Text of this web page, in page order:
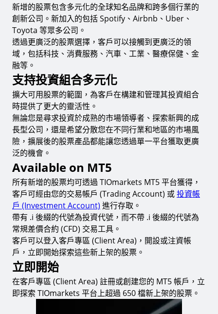
新增的股票包含多元化的全球知名品牌和跨多個行業的
創新公司。新加入的包括 Spotify、Airbnb、Uber、
Toyota 等眾多公司。
透過更廣泛的股票選擇，客戶可以接觸到更廣泛的領
域，包括科技、消費服務、汽車、工業、醫療保健、金
融等。
支持投資組合多元化
擴大可用股票的範圍，為客戶在構建和管理其投資組合
時提供了更大的靈活性。
無論您是尋求投資於成熟的市場領導者、探索新興的成
長型公司，還是希望分散您在不同行業和地區的市場風
險，擴展後的股票產品都能讓您透過單一平台獲取更廣
泛的機會。
Available on MT5
所有新增的股票均可透過 TIOmarkets MT5 平台獲得，
客戶可經由您的交易帳戶 (Trading Account) 或投資帳
戶 (Investment Account) 進行存取。
帶有 .i 後綴的代號為投資代號，而不帶 .i 後綴的代號為
常規差價合約 (CFD) 交易工具。
客戶可以登入客戶專區 (Client Area)，開設或注資帳
戶，立即開始探索這些新上架的股票。
立即開始
在客戶專區 (Client Area) 註冊或創建您的 MT5 帳戶，立
即探索 TIOmarkets 平台上超過 650 檔新上架的股票。